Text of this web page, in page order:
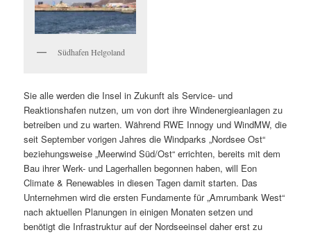
Südhafen Helgoland
Sie alle werden die Insel in Zukunft als Service- und
Reaktionshafen nutzen, um von dort ihre Windenergieanlagen zu
betreiben und zu warten. Während RWE Innogy und WindMW, die
seit September vorigen Jahres die Windparks „Nordsee Ost“
beziehungsweise „Meerwind Süd/Ost“ errichten, bereits mit dem
Bau ihrer Werk- und Lagerhallen begonnen haben, will Eon
Climate & Renewables in diesen Tagen damit starten. Das
Unternehmen wird die ersten Fundamente für „Amrumbank West“
nach aktuellen Planungen in einigen Monaten setzen und
benötigt die Infrastruktur auf der Nordseeinsel daher erst zu